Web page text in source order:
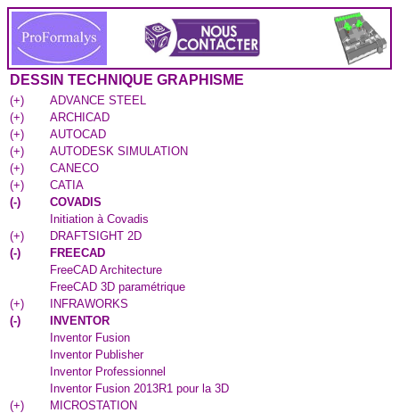
DESSIN TECHNIQUE GRAPHISME
(+)
ADVANCE STEEL
(+)
ARCHICAD
(+)
AUTOCAD
(+)
AUTODESK SIMULATION
(+)
CANECO
(+)
CATIA
(-)
COVADIS
Initiation à Covadis
(+)
DRAFTSIGHT 2D
(-)
FREECAD
FreeCAD Architecture
FreeCAD 3D paramétrique
(+)
INFRAWORKS
(-)
INVENTOR
Inventor Fusion
Inventor Publisher
Inventor Professionnel
Inventor Fusion 2013R1 pour la 3D
(+)
MICROSTATION